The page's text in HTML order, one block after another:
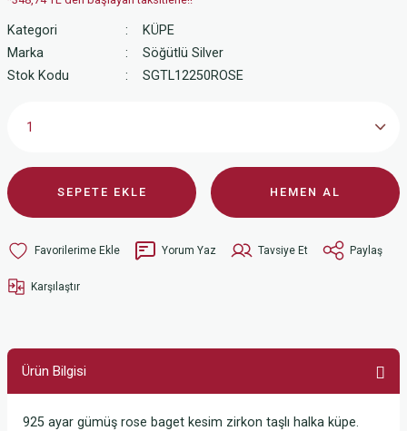
Kategori
KÜPE
Marka
Söğütlü Silver
Stok Kodu
SGTL12250ROSE
SEPETE EKLE HEMEN AL
Yorum Yaz Tavsiye Et Paylaş
Karşılaştır
Ürün Bilgisi
925 ayar gümüş rose baget kesim zirkon taşlı halka küpe.